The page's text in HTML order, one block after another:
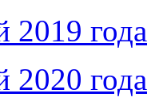
2019 года
2020 года